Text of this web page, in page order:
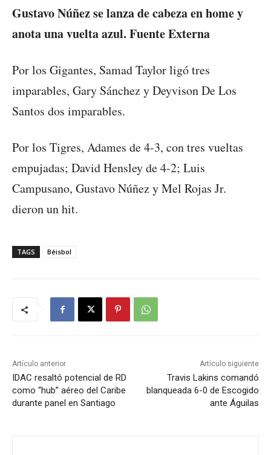
Gustavo Núñez se lanza de cabeza en home y
anota una vuelta azul. Fuente Externa
Por los Gigantes, Samad Taylor ligó tres
imparables, Gary Sánchez y Deyvison De Los
Santos dos imparables.
Por los Tigres, Adames de 4-3, con tres vueltas
empujadas; David Hensley de 4-2; Luis
Campusano, Gustavo Núñez y Mel Rojas Jr.
dieron un hit.
TAGS Béisbol
Artículo anterior
IDAC resaltó potencial de RD
como “hub” aéreo del Caribe
durante panel en Santiago
Artículo siguiente
Travis Lakins comandó
blanqueada 6-0 de Escogido
ante Águilas